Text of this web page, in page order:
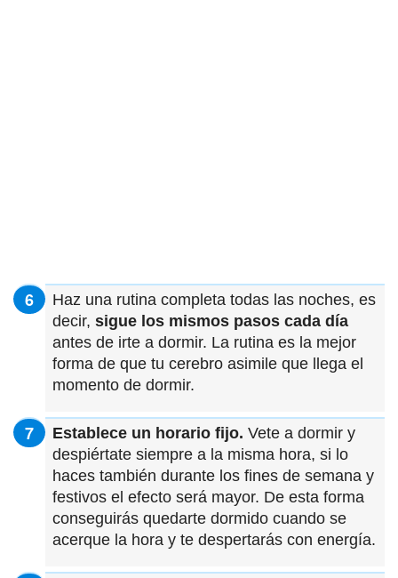
Haz una rutina completa todas las noches, es
decir, sigue los mismos pasos cada día
antes de irte a dormir. La rutina es la mejor
forma de que tu cerebro asimile que llega el
momento de dormir.
Establece un horario fijo. Vete a dormir y
despiértate siempre a la misma hora, si lo
haces también durante los fines de semana y
festivos el efecto será mayor. De esta forma
conseguirás quedarte dormido cuando se
acerque la hora y te despertarás con energía.